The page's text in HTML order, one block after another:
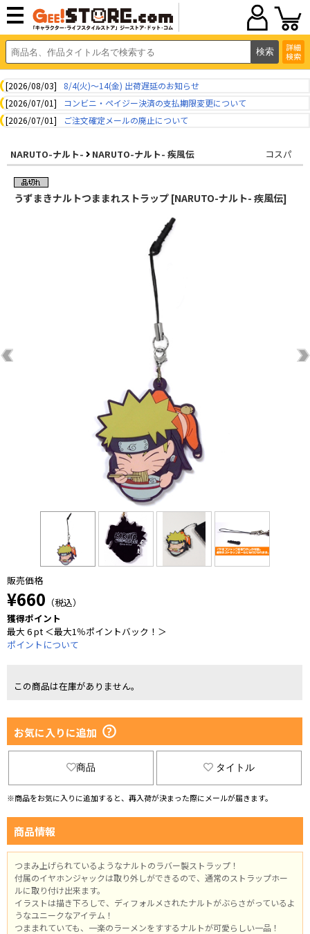
詳細
検索
[2026/08/03]
8/4(火)～14(金) 出荷遅延のお知らせ
[2026/07/01]
コンビニ・ペイジー決済の支払期限変更について
[2026/07/01]
ご注文確定メールの廃止について
NARUTO-ナルト- NARUTO-ナルト- 疾風伝 コスパ
うずまきナルトつままれストラップ [NARUTO-ナルト- 疾風伝]
販売価格
¥660 （税込）
獲得ポイント
最大 6 pt ＜最大1％ポイントバック！＞
ポイントについて
この商品は在庫がありません。
お気に入りに追加
商品 タイトル
※商品をお気に入りに追加すると、再入荷が決まった際にメールが届きます。
商品情報
つまみ上げられているようなナルトのラバー製ストラップ！
付属のイヤホンジャックは取り外しができるので、通常のストラップホー
ルに取り付け出来ます。
イラストは描き下ろしで、ディフォルメされたナルトがぶらさがっているよ
うなユニークなアイテム！
つままれていても、一楽のラーメンをすするナルトが可愛らしい一品！